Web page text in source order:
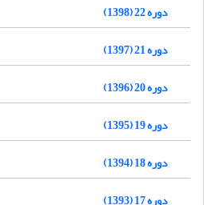
دوره 22 (1398)
دوره 21 (1397)
دوره 20 (1396)
دوره 19 (1395)
دوره 18 (1394)
دوره 17 (1393)